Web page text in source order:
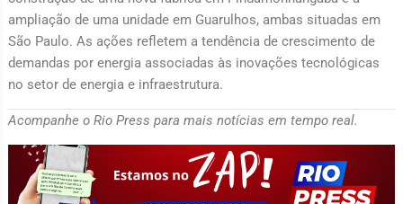
ampliação de uma unidade em Guarulhos, ambas situadas em
São Paulo. As ações refletem a tendência de crescimento de
demandas por energia associadas às inovações tecnológicas
no setor de energia e infraestrutura.
Acompanhe o Rio Press para mais notícias em tempo real.